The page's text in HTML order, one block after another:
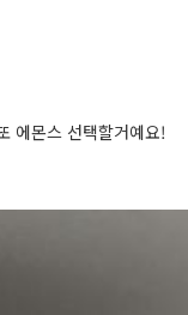
에몬스 선택할거예요!